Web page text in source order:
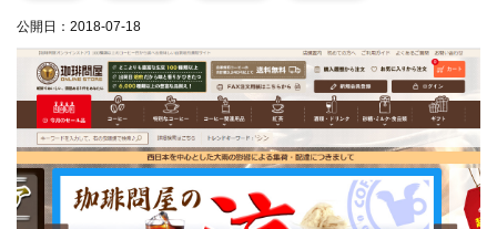
公開日： 2018-07-18